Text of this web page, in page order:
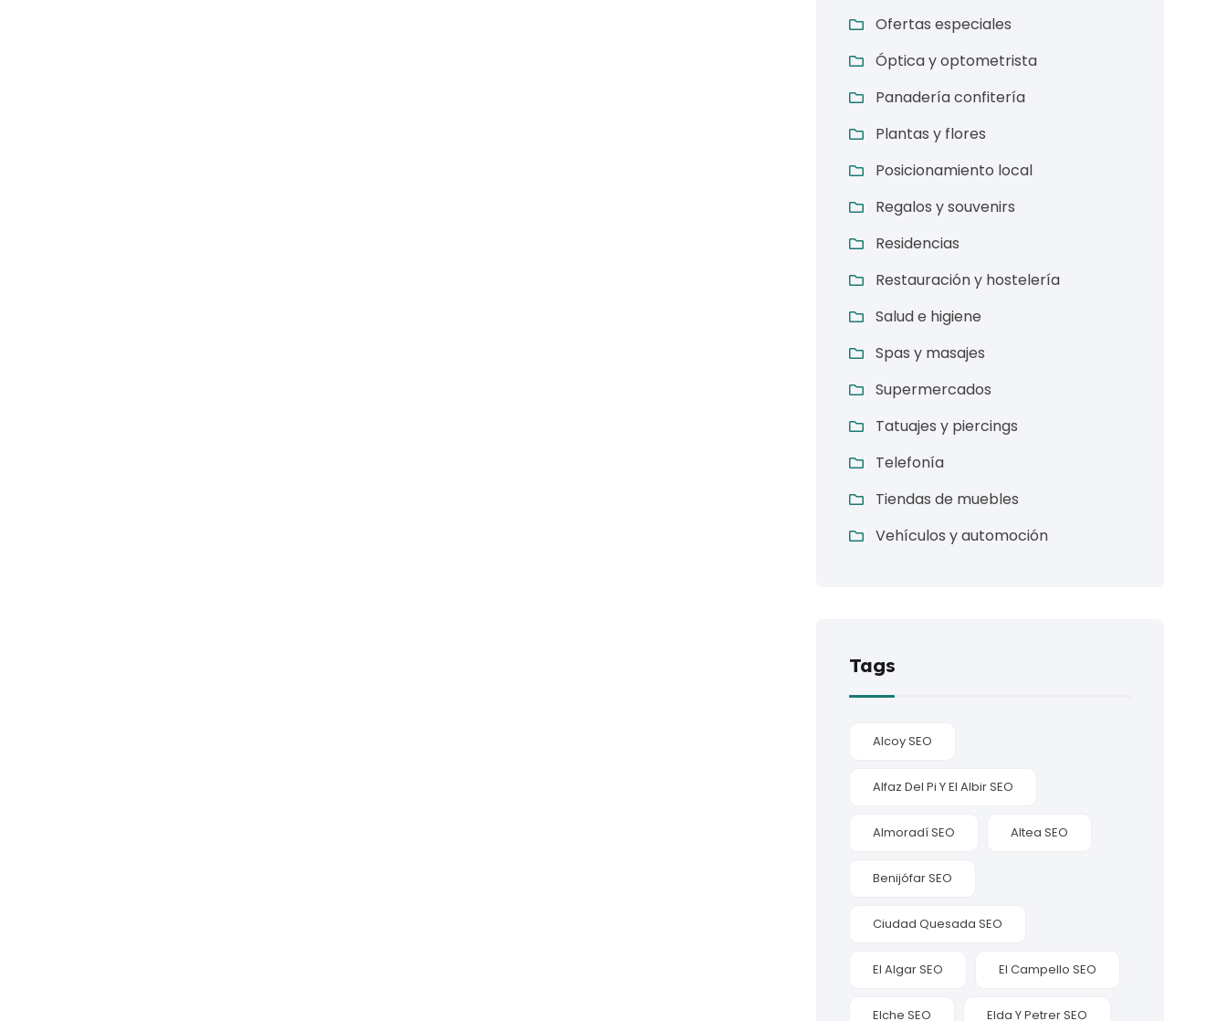
Ofertas especiales
Óptica y optometrista
Panadería confitería
Plantas y flores
Posicionamiento local
Regalos y souvenirs
Residencias
Restauración y hostelería
Salud e higiene
Spas y masajes
Supermercados
Tatuajes y piercings
Telefonía
Tiendas de muebles
Vehículos y automoción
Tags
Alcoy SEO
Alfaz Del Pi Y El Albir SEO
Almoradí SEO Altea SEO
Benijófar SEO
Ciudad Quesada SEO
El Algar SEO El Campello SEO
Elche SEO Elda Y Petrer SEO